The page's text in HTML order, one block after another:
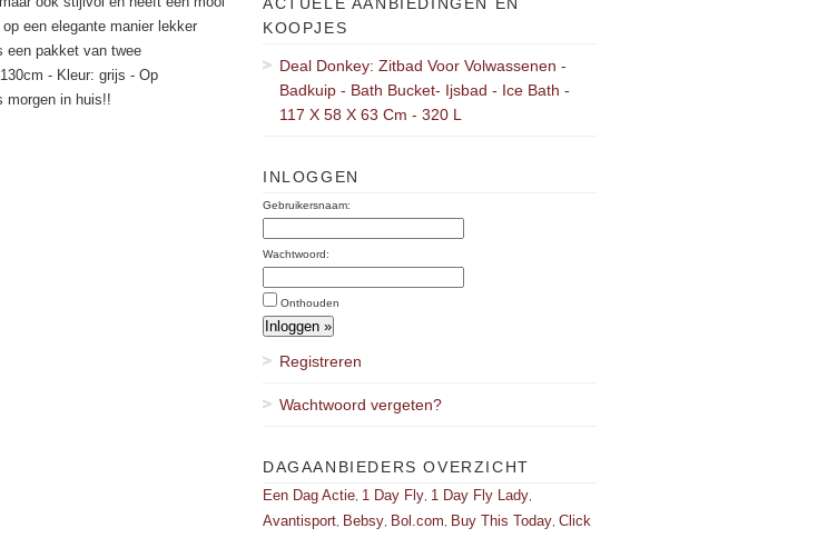
een elegante manier lekker
een pakket van twee
- Kleur: grijs - Op
morgen in huis!!
KOOPJES
Deal Donkey: Zitbad Voor Volwassenen -
Badkuip - Bath Bucket- Ijsbad - Ice Bath -
117 X 58 X 63 Cm - 320 L
INLOGGEN
Gebruikersnaam:
Wachtwoord:
Onthouden
Registreren
Wachtwoord vergeten?
DAGAANBIEDERS OVERZICHT
Een Dag Actie 1 Day Fly 1 Day Fly Lady
Avantisport Bebsy Bol.com Buy This Today Click